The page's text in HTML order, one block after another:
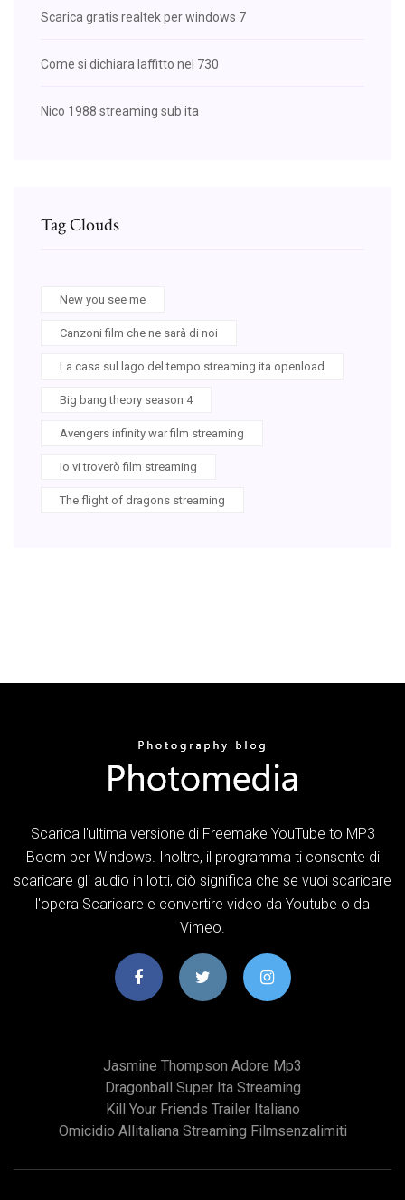
Scarica gratis realtek per windows 7
Come si dichiara laffitto nel 730
Nico 1988 streaming sub ita
Tag Clouds
New you see me
Canzoni film che ne sarà di noi
La casa sul lago del tempo streaming ita openload
Big bang theory season 4
Avengers infinity war film streaming
Io vi troverò film streaming
The flight of dragons streaming
Scarica l'ultima versione di Freemake YouTube to MP3
Boom per Windows. Inoltre, il programma ti consente di
scaricare gli audio in lotti, ciò significa che se vuoi scaricare
l'opera Scaricare e convertire video da Youtube o da
Vimeo.
Jasmine Thompson Adore Mp3
Dragonball Super Ita Streaming
Kill Your Friends Trailer Italiano
Omicidio Allitaliana Streaming Filmsenzalimiti